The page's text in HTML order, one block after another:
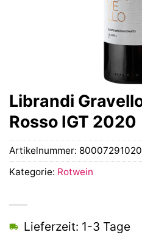
Librandi
Rosso IGT 2020
Lieferzeit: 1-3 Tage
Artikelnummer:
Kategorie: Rotwein